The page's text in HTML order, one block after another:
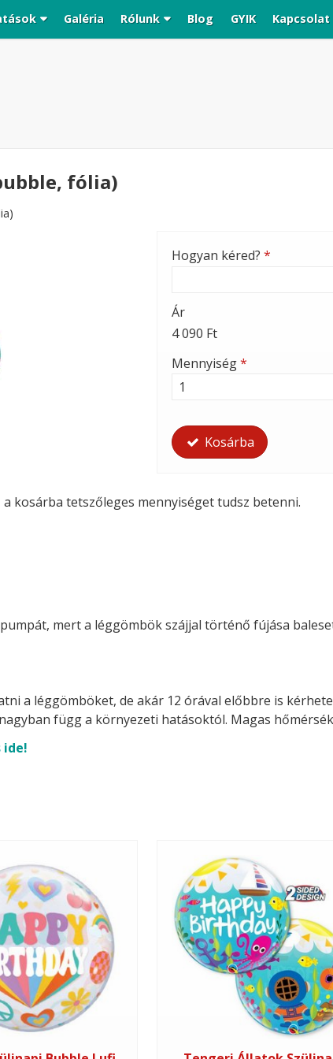
Galéria Rólunk Blog GYIK Kapcsolat
fólia)
Hogyan kéred? *
Ár
4 090 Ft
Mennyiség*
Kosárba
kosárba tetszőleges mennyiséget tudsz betenni.
mert a léggömbök szájjal történő fújása
a léggömböket, de akár 12 órával előbbre is
függ a környezeti hatásoktól. Magas